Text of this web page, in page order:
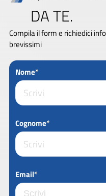
DA TE.
Compila il form e richiedici
brevissimi
Nome*
Cognome*
Email*